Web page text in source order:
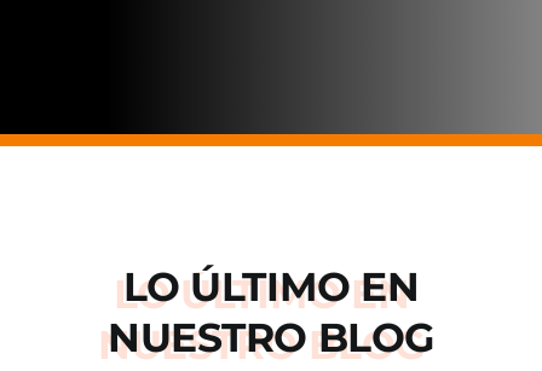
LO ÚLTIMO EN
NUESTRO BLOG